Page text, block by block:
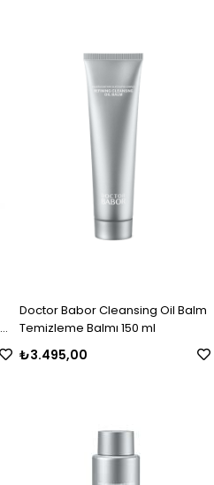
Doctor Babor Cleansing Oil Balm
Temizleme Balmı 150 ml
₺3.495,00